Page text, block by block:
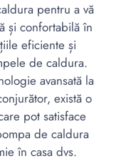
pentru a vă
și confortabilă în
eficiente și
de caldura.
avansată la
există o
pot satisface
de caldura
în casa dvs.